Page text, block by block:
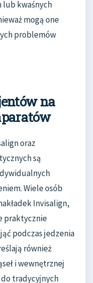
lub kwaśnych
mogą one
problemów
na
oraz
są
Wiele osób
Invisalign,
praktycznie
podczas jedzenia
również
i wewnętrznej
tradycyjnych